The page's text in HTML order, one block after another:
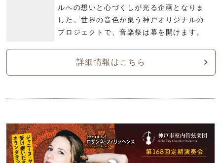
ルへの想いと心づくしが光る企画となりま
した。世界の音色が集う神戸オリジナルの
プロジェクトで、音楽祭は幕を開けます。
詳細情報はこちら